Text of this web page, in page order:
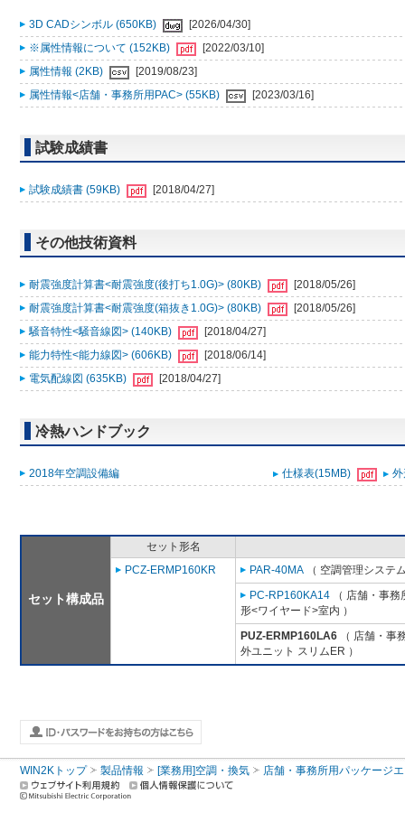
3D CADシンボル (650KB)
[2026/04/30]
※属性情報について (152KB)
[2022/03/10]
属性情報 (2KB)
[2019/08/23]
属性情報<店舗・事務所用PAC> (55KB)
[2023/03/16]
試験成績書
試験成績書 (59KB) [2018/04/27]
その他技術資料
耐震強度計算書<耐震強度(後打ち1.0G)> (80KB)
[2018/05/26]
耐震強度計算書<耐震強度(箱抜き1.0G)> (80KB)
[2018/05/26]
騒音特性<騒音線図> (140KB)
[2018/04/27]
能力特性<能力線図> (606KB)
[2018/06/14]
電気配線図 (635KB)
[2018/04/27]
冷熱ハンドブック
2018年空調設備編 仕様表(15MB)
セット構成品
セット形名
PCZ-ERMP160KR
PAR-40MA （ 空調管理システ
PC-RP160KA14 （ 店舗・事
形<ワイヤード>室内 ）
PUZ-ERMP160LA6 （ 店舗・事
外ユニット スリムER ）
WIN2Kトップ 製品情報 [業務用]空調・換気 店舗・事務所用パッケージ